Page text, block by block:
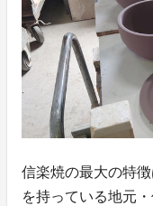
信楽焼の最大の特
を持っている地元